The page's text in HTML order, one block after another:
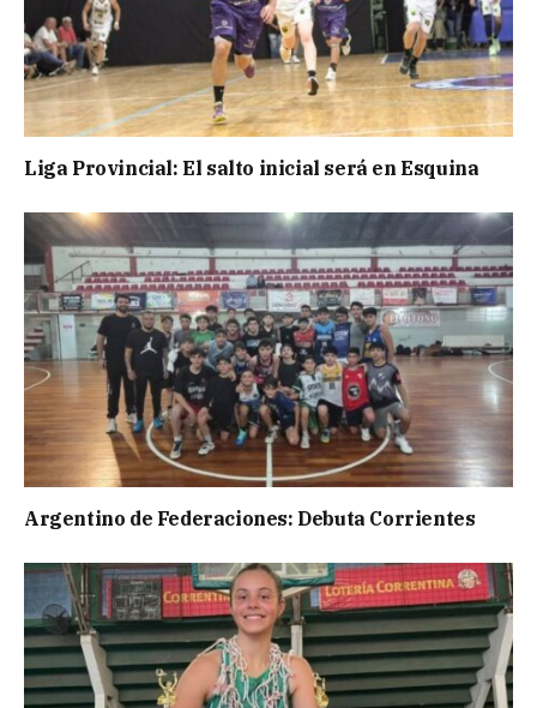
Liga Provincial: El salto inicial será en Esquina
Argentino de Federaciones: Debuta Corrientes